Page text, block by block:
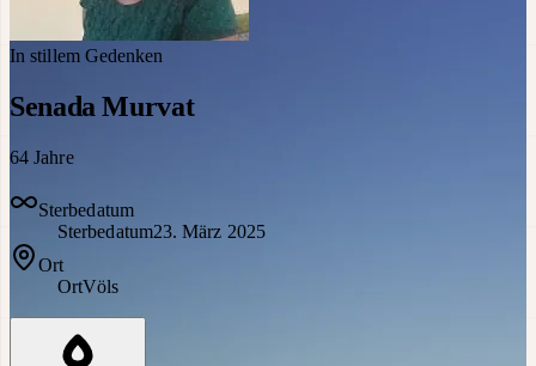
In stillem Gedenken
Senada Murvat
64 Jahre
Sterbedatum
Sterbedatum23. März 2025
Ort
OrtVöls